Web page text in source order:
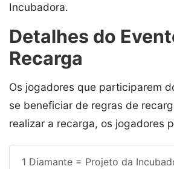
Incubadora.
Detalhes do
Recarga
Os jogadores que participarem
se beneficiar de regras de
realizar a recarga, os jogadores
1 Diamante = Projeto da